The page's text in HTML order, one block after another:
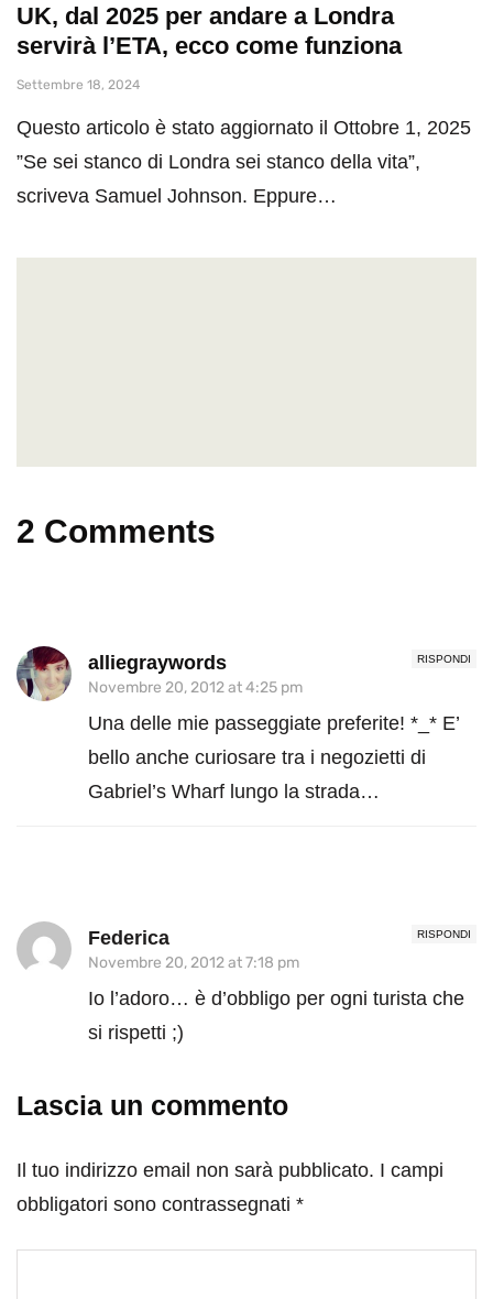
UK, dal 2025 per andare a Londra
servirà l’ETA, ecco come funziona
Settembre 18, 2024
Questo articolo è stato aggiornato il Ottobre 1, 2025
”Se sei stanco di Londra sei stanco della vita”,
scriveva Samuel Johnson. Eppure…
2 Comments
RISPONDI
alliegraywords
Novembre 20, 2012 at 4:25 pm
Una delle mie passeggiate preferite! *_* E’
bello anche curiosare tra i negozietti di
Gabriel’s Wharf lungo la strada…
RISPONDI
Federica
Novembre 20, 2012 at 7:18 pm
Io l’adoro… è d’obbligo per ogni turista che
si rispetti ;)
Lascia un commento
Il tuo indirizzo email non sarà pubblicato. I campi
obbligatori sono contrassegnati *